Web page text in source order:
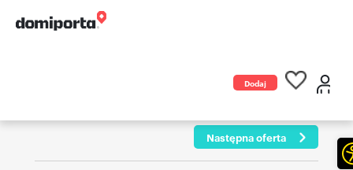
Dodaj
Następna oferta